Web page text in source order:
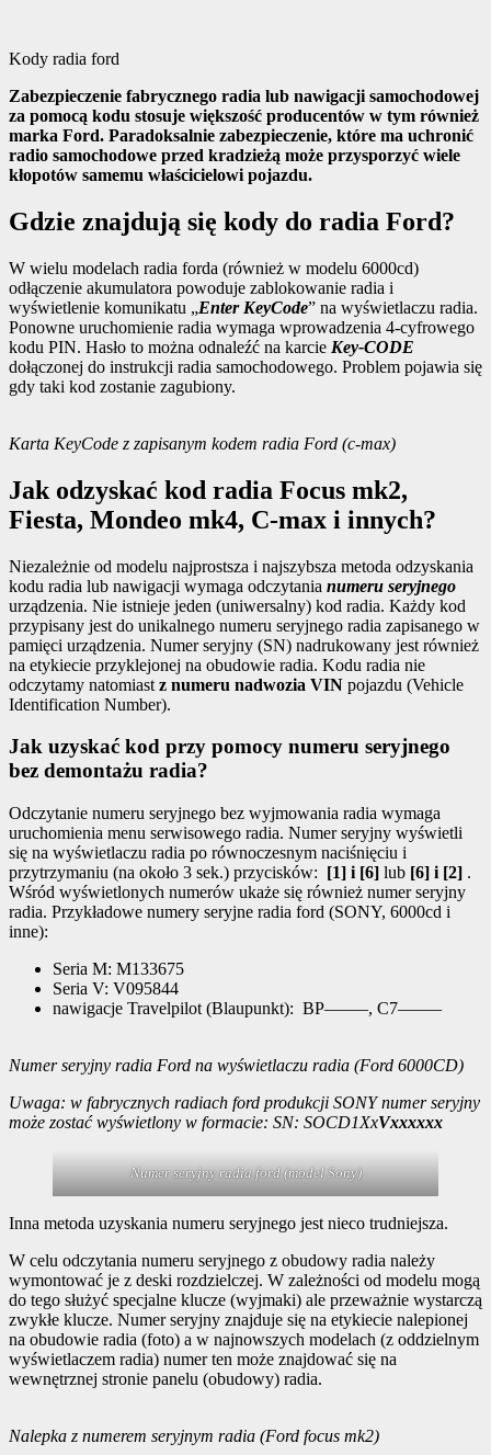
Kody radia ford
Zabezpieczenie fabrycznego radia lub nawigacji samochodowej
za pomocą kodu stosuje większość producentów w tym również
marka Ford. Paradoksalnie zabezpieczenie, które ma uchronić
radio samochodowe przed kradzieżą może przysporzyć wiele
kłopotów samemu właścicielowi pojazdu.
Gdzie znajdują się kody do radia Ford?
W wielu modelach radia forda (również w modelu 6000cd)
odłączenie akumulatora powoduje zablokowanie radia i
wyświetlenie komunikatu „Enter KeyCode” na wyświetlaczu radia.
Ponowne uruchomienie radia wymaga wprowadzenia 4-cyfrowego
kodu PIN. Hasło to można odnaleźć na karcie Key-CODE
dołączonej do instrukcji radia samochodowego. Problem pojawia się
gdy taki kod zostanie zagubiony.
Karta KeyCode z zapisanym kodem radia Ford (c-max)
Jak odzyskać kod radia Focus mk2,
Fiesta, Mondeo mk4, C-max i innych?
Niezależnie od modelu najprostsza i najszybsza metoda odzyskania
kodu radia lub nawigacji wymaga odczytania numeru seryjnego
urządzenia. Nie istnieje jeden (uniwersalny) kod radia. Każdy kod
przypisany jest do unikalnego numeru seryjnego radia zapisanego w
pamięci urządzenia. Numer seryjny (SN) nadrukowany jest również
na etykiecie przyklejonej na obudowie radia. Kodu radia nie
odczytamy natomiast z numeru nadwozia VIN pojazdu (Vehicle
Identification Number).
Jak uzyskać kod przy pomocy numeru seryjnego
bez demontażu radia?
Odczytanie numeru seryjnego bez wyjmowania radia wymaga
uruchomienia menu serwisowego radia. Numer seryjny wyświetli
się na wyświetlaczu radia po równoczesnym naciśnięciu i
przytrzymaniu (na około 3 sek.) przycisków: [1] i [6] lub [6] i [2] .
Wśród wyświetlonych numerów ukaże się również numer seryjny
radia. Przykładowe numery seryjne radia ford (SONY, 6000cd i
inne):
Seria M: M133675
Seria V: V095844
nawigacje Travelpilot (Blaupunkt): BP——–, C7——–
Numer seryjny radia Ford na wyświetlaczu radia (Ford 6000CD)
Uwaga: w fabrycznych radiach ford produkcji SONY numer seryjny
może zostać wyświetlony w formacie: SN: SOCD1XxVxxxxxx
Numer seryjny radia ford (model Sony)
Inna metoda uzyskania numeru seryjnego jest nieco trudniejsza.
W celu odczytania numeru seryjnego z obudowy radia należy
wymontować je z deski rozdzielczej. W zależności od modelu mogą
do tego służyć specjalne klucze (wyjmaki) ale przeważnie wystarczą
zwykłe klucze. Numer seryjny znajduje się na etykiecie nalepionej
na obudowie radia (foto) a w najnowszych modelach (z oddzielnym
wyświetlaczem radia) numer ten może znajdować się na
wewnętrznej stronie panelu (obudowy) radia.
Nalepka z numerem seryjnym radia (Ford focus mk2)